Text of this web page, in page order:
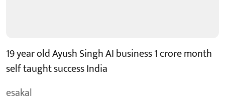
19 year old Ayush Singh AI business 1 crore month
self taught success India
esakal